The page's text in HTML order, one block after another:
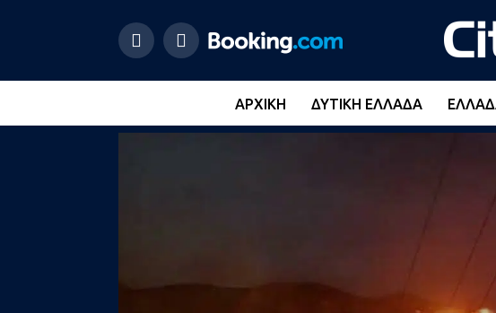
ΑΡΧΙΚΉ ΔΥΤΙΚΉ ΕΛΛΆΔΑ